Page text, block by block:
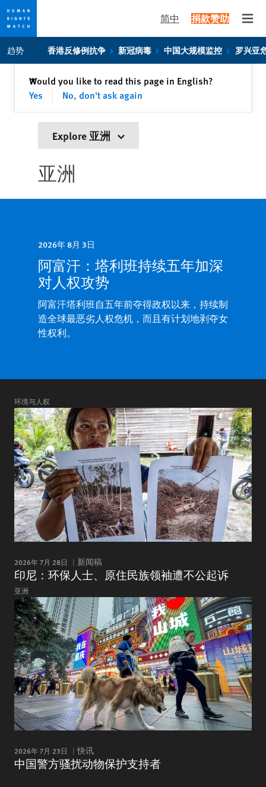
Skip
to
privacy
Skip
to
content
简中 捐款赞助
趋势 香港反修例抗争 新冠病毒 中国大规模监控 罗兴亚
Would you like to read this page in English?
Yes
No, don't ask again
✕关闭
Explore 亚洲
亚洲
2026年 8月 3日
阿富汗：塔利班持续五年加深
对人权攻势
阿富汗塔利班自五年前夺得政权以来，持续制
造全球最恶劣人权危机，而且有计划地剥夺女
性权利。
环境与人权
2026年 7月 28日 新闻稿
印尼：环保人士、原住民族领袖遭不公起诉
亚洲
2026年 7月 23日 快讯
中国警方骚扰动物保护支持者